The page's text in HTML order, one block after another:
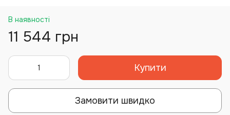
В наявності
11 544 грн
Купити
Замовити швидко